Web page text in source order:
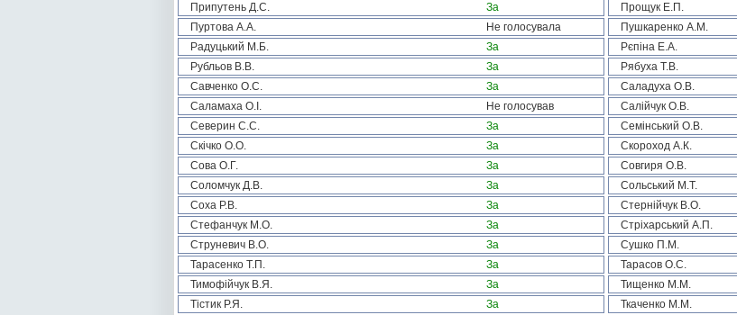
Припутень Д.С.
За Прощук Е.П.
Пуртова А.А.
Не голосувала Пушкаренко А.М.
Радуцький М.Б.
За Рєпіна Е.А.
Рубльов В.В.
За Рябуха Т.В.
Савченко О.С.
За Саладуха О.В.
Саламаха О.І.
Не голосував Салійчук О.В.
Северин С.С.
За Семінський О.В.
Скічко О.О.
За Скороход А.К.
Сова О.Г.
За Совгиря О.В.
Соломчук Д.В.
За Сольський М.Т.
Соха Р.В.
За Стернійчук В.О.
Стефанчук М.О.
За Стріхарський А.П.
Струневич В.О.
За Сушко П.М.
Тарасенко Т.П.
За Тарасов О.С.
Тимофійчук В.Я.
За Тищенко М.М.
Тістик Р.Я.
За Ткаченко М.М.